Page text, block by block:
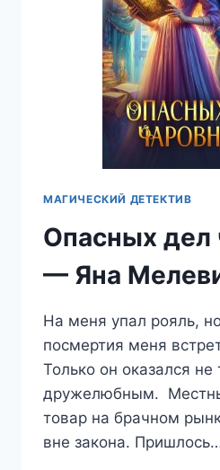
МАГИЧЕСКИЙ ДЕТЕКТИВ
Опасных дел
— Яна
На меня упал рояль,
посмертия меня
Только он оказался
дружелюбным.
товар на брачном
вне закона.